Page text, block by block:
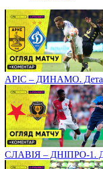
АРІС – ДИНАМО.
СЛАВІЯ – ДНІПРО-1.